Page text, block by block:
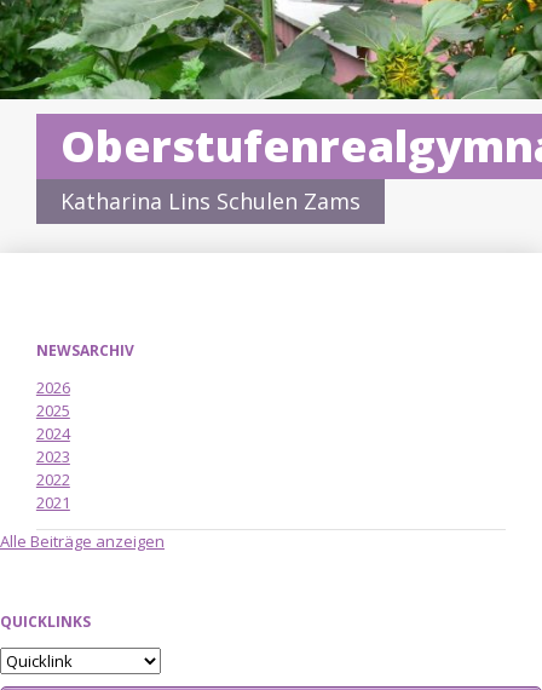
Katharina Lins Schulen Zams
NEWSARCHIV
2026
2025
2024
2023
2022
2021
Alle Beiträge anzeigen
QUICKLINKS